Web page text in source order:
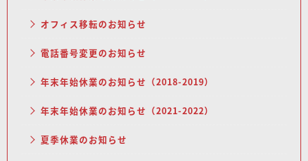
オフィス移転のお知らせ
電話番号変更のお知らせ
年末年始休業のお知らせ（2018-2019）
年末年始休業のお知らせ（2021-2022）
夏季休業のお知らせ